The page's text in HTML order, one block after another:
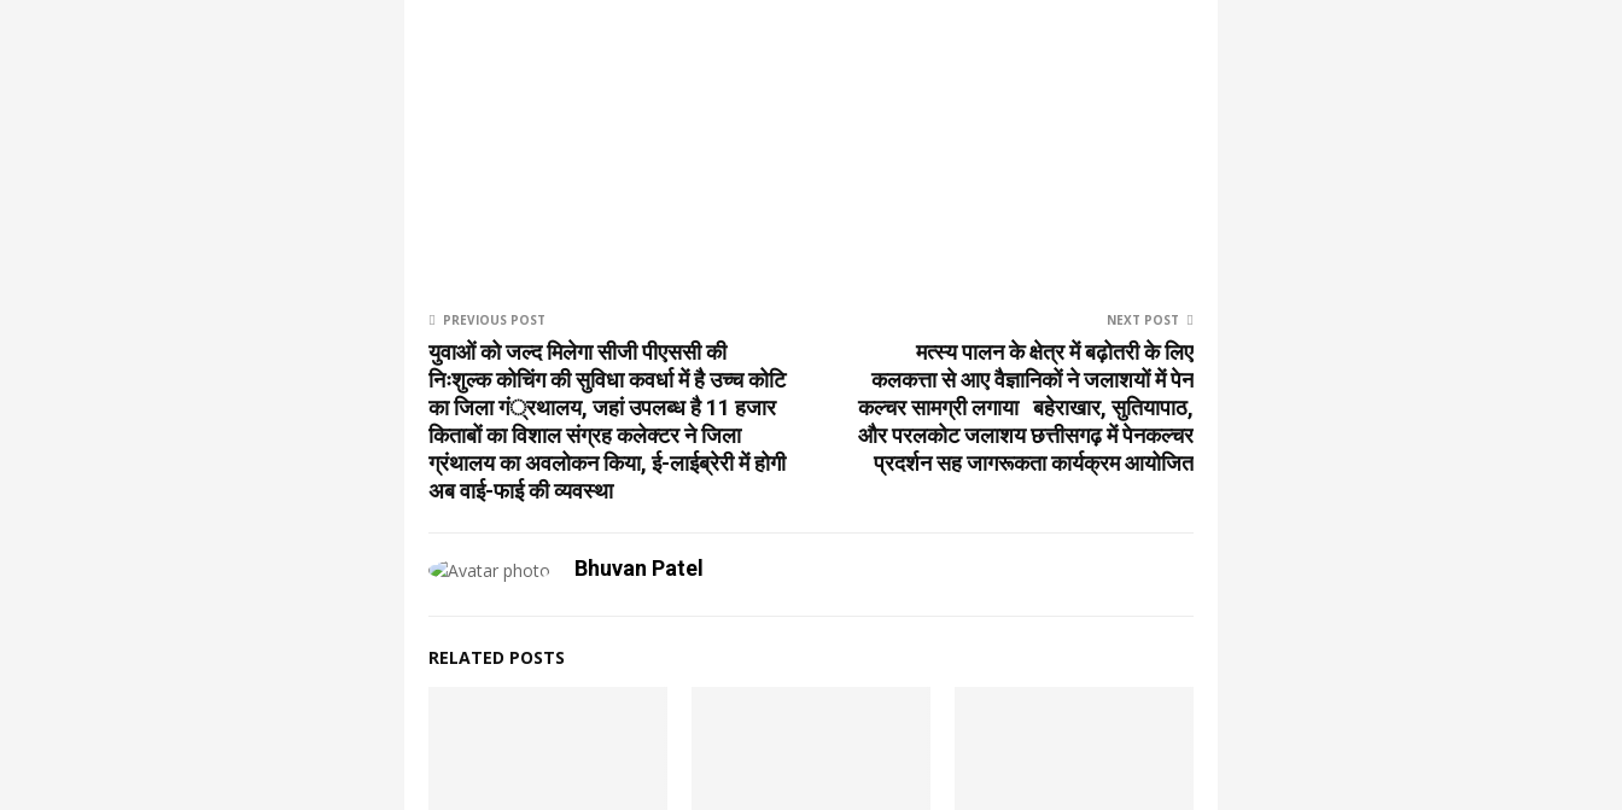
PREVIOUS POST
युवाओं को जल्द मिलेगा सीजी पीएससी की
निःशुल्क कोचिंग की सुविधा कवर्धा में है उच्च कोटि
का जिला गं्रथालय, जहां उपलब्ध है 11 हजार
किताबों का विशाल संग्रह कलेक्टर ने जिला
ग्रंथालय का अवलोकन किया, ई-लाईब्रेरी में होगी
अब वाई-फाई की व्यवस्था
NEXT POST
मत्स्य पालन के क्षेत्र में बढ़ोतरी के लिए
कलकत्ता से आए वैज्ञानिकों ने जलाशयों में पेन
कल्चर सामग्री लगाया बहेराखार, सुतियापाठ,
और परलकोट जलाशय छत्तीसगढ़ में पेनकल्चर
प्रदर्शन सह जागरूकता कार्यक्रम आयोजित
Bhuvan Patel
RELATED POSTS